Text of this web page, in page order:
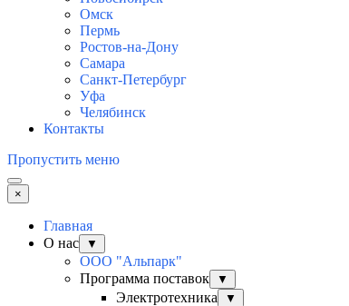
Омск
Пермь
Ростов-на-Дону
Самара
Санкт-Петербург
Уфа
Челябинск
Контакты
Пропустить меню
×
Главная
О нас
▼
ООО "Альпарк"
Программа поставок
▼
Электротехника ▼